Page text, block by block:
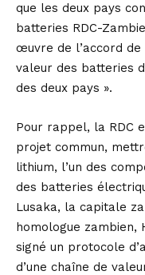
que les deux pays
batteries RDC-
œuvre de l’accord
valeur des batteries
des deux pays ».
Pour rappel, la RDC
projet commun,
lithium, l’un des
des batteries
Lusaka, la capitale
homologue zambien,
signé un protocole
d’une chaîne de